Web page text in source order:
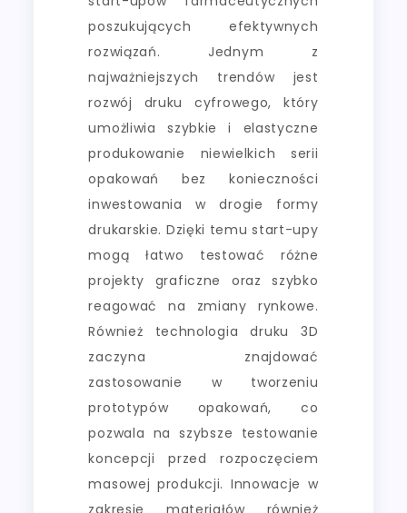
poszukujących efektywnych
rozwiązań. Jednym z
najważniejszych trendów jest
rozwój druku cyfrowego, który
umożliwia szybkie i elastyczne
produkowanie niewielkich serii
opakowań bez konieczności
inwestowania w drogie formy
drukarskie. Dzięki temu start-upy
mogą łatwo testować różne
projekty graficzne oraz szybko
reagować na zmiany rynkowe.
Również technologia druku 3D
zaczyna znajdować
zastosowanie w tworzeniu
prototypów opakowań, co
pozwala na szybsze testowanie
koncepcji przed rozpoczęciem
masowej produkcji. Innowacje w
zakresie materiałów również